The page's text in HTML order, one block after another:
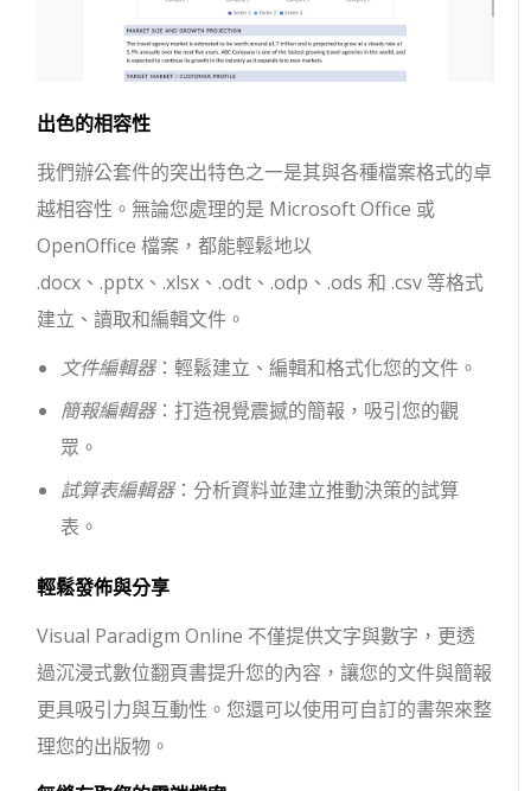
出色的相容性
我們辦公套件的突出特色之一是其與各種檔案格式的卓
越相容性。無論您處理的是 Microsoft Office 或
OpenOffice 檔案，都能輕鬆地以
.docx、.pptx、.xlsx、.odt、.odp、.ods 和 .csv 等格式
建立、讀取和編輯文件。
文件編輯器：輕鬆建立、編輯和格式化您的文件。
簡報編輯器：打造視覺震撼的簡報，吸引您的觀
眾。
試算表編輯器：分析資料並建立推動決策的試算
表。
輕鬆發佈與分享
Visual Paradigm Online 不僅提供文字與數字，更透
過沉浸式數位翻頁書提升您的內容，讓您的文件與簡報
更具吸引力與互動性。您還可以使用可自訂的書架來整
理您的出版物。